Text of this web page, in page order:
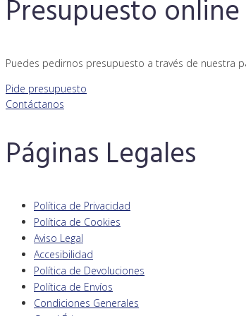
Presupuesto online
Puedes pedirnos presupuesto a través de nuestra
Pide presupuesto
Contáctanos
Páginas Legales
Política de Privacidad
Política de Cookies
Aviso Legal
Accesibilidad
Política de Devoluciones
Política de Envíos
Condiciones Generales